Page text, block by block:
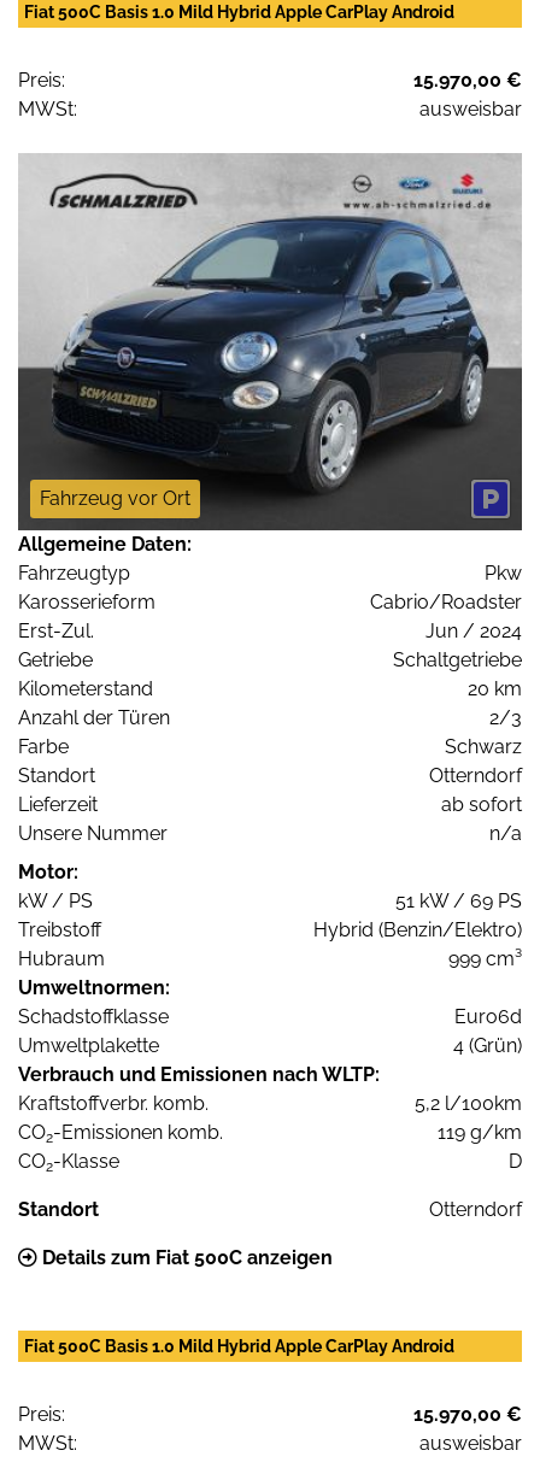
Fiat 500C Basis 1.0 Mild Hybrid Apple CarPlay Android
Preis:
15.970,00 €
MWSt:
ausweisbar
Fahrzeug vor Ort
Allgemeine Daten:
Fahrzeugtyp
Pkw
Karosserieform
Cabrio/Roadster
Erst-Zul.
Jun / 2024
Getriebe
Schaltgetriebe
Kilometerstand
20 km
Anzahl der Türen
2/3
Farbe
Schwarz
Standort
Otterndorf
Lieferzeit
ab sofort
Unsere Nummer
n/a
Motor:
kW / PS
51 kW / 69 PS
Treibstoff
Hybrid (Benzin/Elektro)
Hubraum
999 cm³
Umweltnormen:
Schadstoffklasse
Euro6d
Umweltplakette
4 (Grün)
Verbrauch und Emissionen nach WLTP:
Kraftstoffverbr. komb.
5,2 l/100km
CO2-Emissionen komb.
119 g/km
CO2-Klasse D
Standort Otterndorf
Details zum Fiat 500C anzeigen
Fiat 500C Basis 1.0 Mild Hybrid Apple CarPlay Android
Preis:
15.970,00 €
MWSt:
ausweisbar